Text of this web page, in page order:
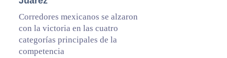
Corredores mexicanos se alzaron
con la victoria en las cuatro
categorías principales de la
competencia